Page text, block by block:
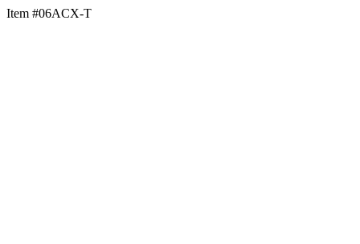
Item #06ACX-T